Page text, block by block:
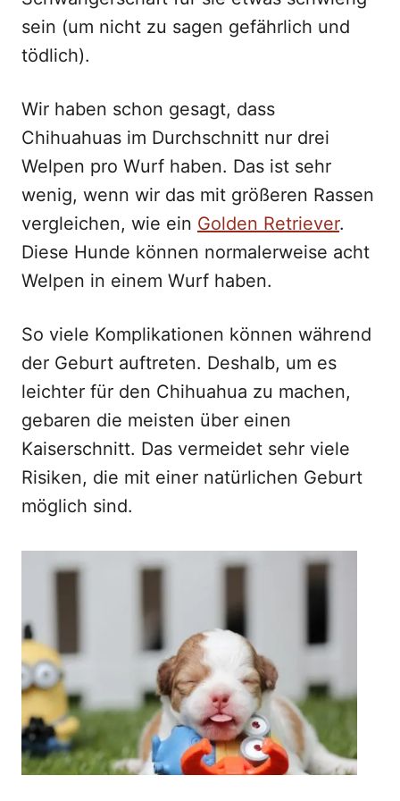
sein (um nicht zu sagen gefährlich und
tödlich).
Wir haben schon gesagt, dass
Chihuahuas im Durchschnitt nur drei
Welpen pro Wurf haben. Das ist sehr
wenig, wenn wir das mit größeren Rassen
vergleichen, wie ein Golden Retriever.
Diese Hunde können normalerweise acht
Welpen in einem Wurf haben.
So viele Komplikationen können während
der Geburt auftreten. Deshalb, um es
leichter für den Chihuahua zu machen,
gebaren die meisten über einen
Kaiserschnitt. Das vermeidet sehr viele
Risiken, die mit einer natürlichen Geburt
möglich sind.